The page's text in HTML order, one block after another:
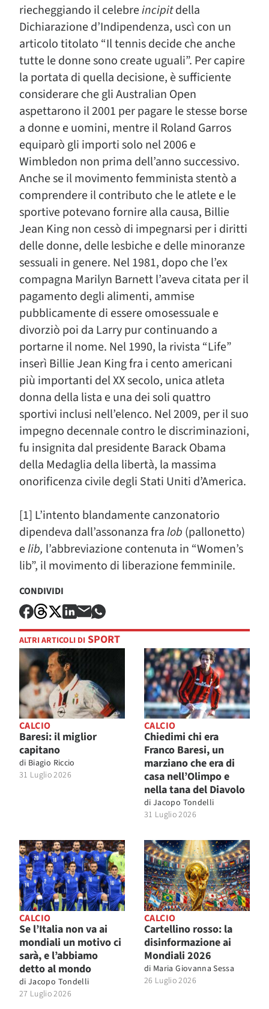
riecheggiando il celebreincipitdella
Dichiarazione d’Indipendenza, uscì con un
articolo titolato “Il tennis decide che anche
tutte le donne sono create uguali”. Per capire
la portata di quella decisione, è sufficiente
considerare che gli Australian Open
aspettarono il 2001 per pagare le stesse borse
a donne e uomini, mentre il Roland Garros
equiparò gli importi solo nel 2006 e
Wimbledon non prima dell’anno successivo.
Anche se il movimento femminista stentò a
comprendere il contributo che le atlete e le
sportive potevano fornire alla causa, Billie
Jean King non cessò di impegnarsi per i diritti
delle donne, delle lesbiche e delle minoranze
sessuali in genere. Nel 1981, dopo che l’ex
compagna Marilyn Barnett l’aveva citata per il
pagamento degli alimenti, ammise
pubblicamente di essere omosessuale e
divorziò poi da Larry pur continuando a
portarne il nome. Nel 1990, la rivista “Life”
inserì Billie Jean King fra i cento americani
più importanti del XX secolo, unica atleta
donna della lista e una dei soli quattro
sportivi inclusi nell’elenco. Nel 2009, per il suo
impegno decennale contro le discriminazioni,
fu insignita dal presidente Barack Obama
della Medaglia della libertà, la massima
onorificenza civile degli Stati Uniti d’America.
[1] L’intento blandamente canzonatorio
dipendeva dall’assonanza fra lob (pallonetto)
elib, l’abbreviazione contenuta in “Women’s
lib”, il movimento di liberazione femminile.
CONDIVIDI
ALTRI ARTICOLI DI SPORT
CALCIO
Baresi: il miglior
capitano
di Biagio Riccio
31 Luglio 2026
CALCIO
Chiedimi chi era
Franco Baresi, un
marziano che era di
casa nell’Olimpo e
nella tana del Diavolo
di Jacopo Tondelli
31 Luglio 2026
CALCIO
Se l’Italia non va ai
mondiali un motivo ci
sarà, e l’abbiamo
detto al mondo
di Jacopo Tondelli
27 Luglio 2026
CALCIO
Cartellino rosso: la
disinformazione ai
Mondiali 2026
di Maria Giovanna Sessa
26 Luglio 2026